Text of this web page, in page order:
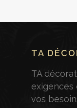
TA
TA
exigences
vos